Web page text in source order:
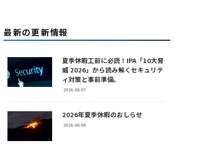
最新の更新情報
夏季休暇工前に必読！IPA「10大脅
威 2026」から読み解くセキュリテ
ィ対策と事前準備。
2026.08.07
2026年夏季休暇のおしらせ
2026.08.06